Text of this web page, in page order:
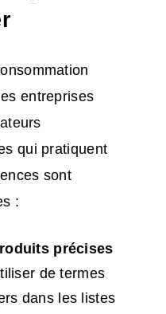
entreprises
qui pratiquent
sont
:
précises
de termes
dans les listes